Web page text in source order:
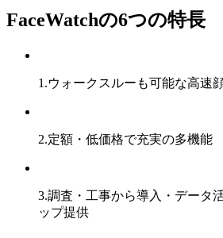
FaceWatchの6つの特長
1.ウォークスルーも可能な高速
2.定額・低価格で充実の多機能
3.調査・工事から導入・データ
ップ提供